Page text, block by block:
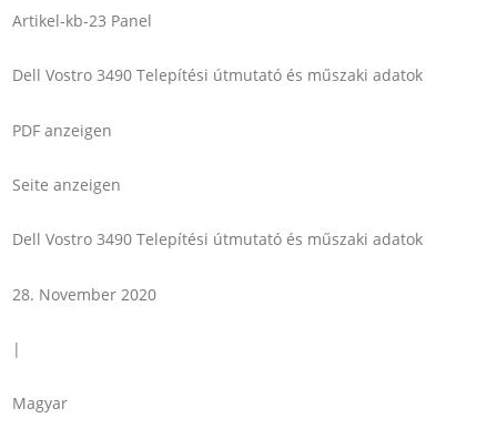
Artikel-kb-23 Panel
Dell Vostro 3490 Telepítési útmutató és műszaki adatok
PDF anzeigen
Seite anzeigen
Dell Vostro 3490 Telepítési útmutató és műszaki adatok
28. November 2020
|
Magyar